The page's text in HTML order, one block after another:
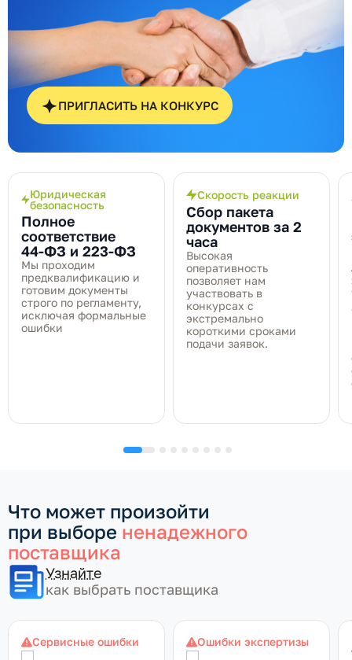
ПРИГЛАСИТЬ НА КОНКУРС
Юридическая
безопасность
Полное
соответствие
44‑ФЗ и 223‑ФЗ
Мы проходим
предквалификацию и
готовим документы
строго по регламенту,
исключая формальные
ошибки
Скорость реакции
Сбор пакета
документов за 2
часа
Высокая
оперативность
позволяет нам
участвовать в
конкурсах с
экстремально
короткими сроками
подачи заявок.
Что может произойти
при выборе ненадежного
поставщика
Узнайте
как выбрать поставщика
Сервисные ошибки Ошибки экспертизы